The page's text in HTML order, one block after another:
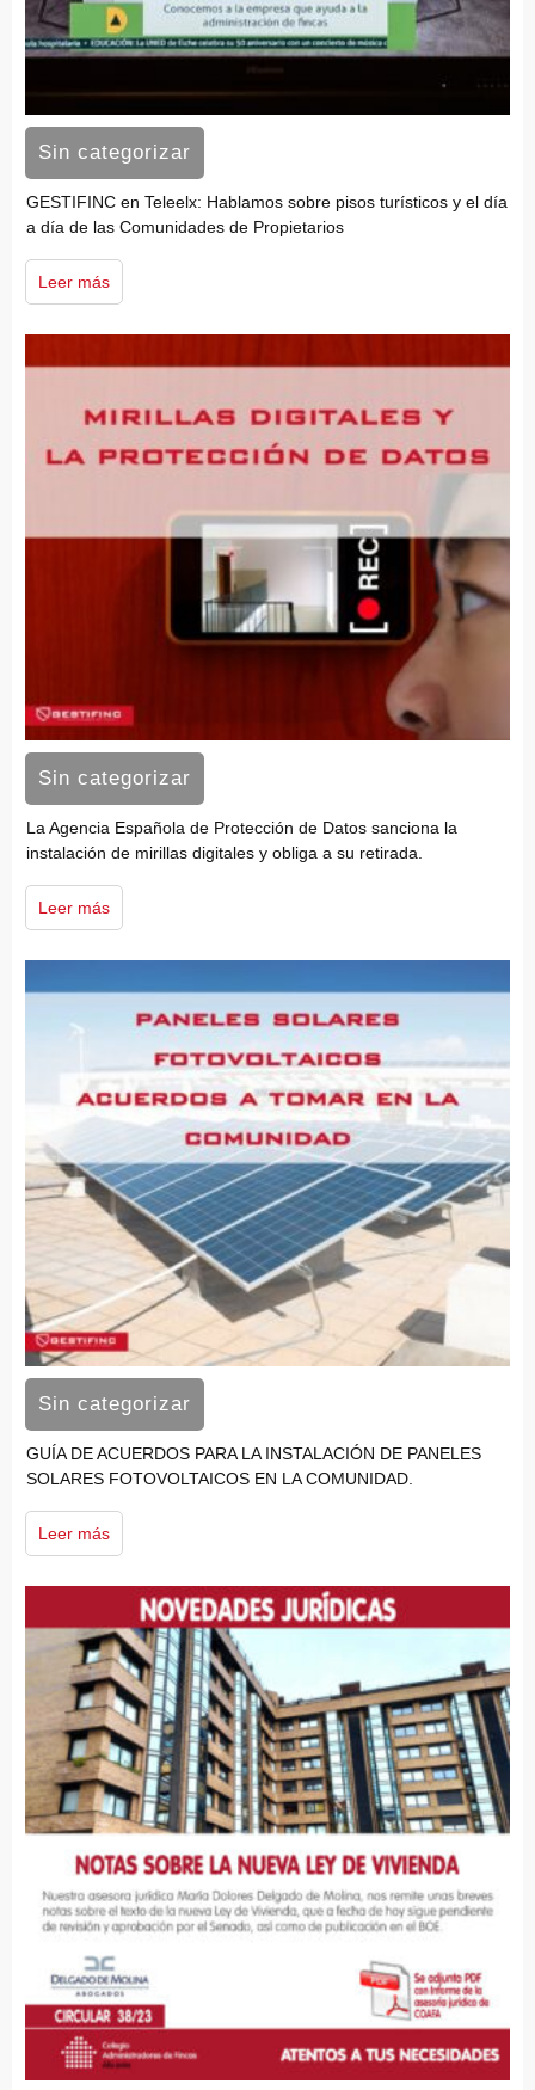
Sin categorizar
GESTIFINC en Teleelx: Hablamos sobre pisos turísticos y el día
a día de las Comunidades de Propietarios
Leer más
Sin categorizar
La Agencia Española de Protección de Datos sanciona la
instalación de mirillas digitales y obliga a su retirada.
Leer más
Sin categorizar
GUÍA DE ACUERDOS PARA LA INSTALACIÓN DE PANELES
SOLARES FOTOVOLTAICOS EN LA COMUNIDAD.
Leer más